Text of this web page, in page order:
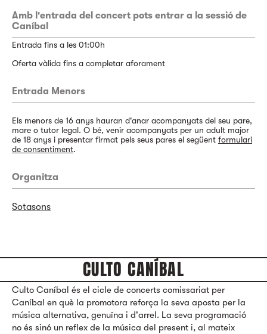
Amb l'entrada del concert pots entrar a la sessió de
Caníbal
Entrada fins a les 01:00h
Oferta vàlida fins a completar aforament
Entrada Menors
Els menors de 16 anys hauran d'anar acompanyats del seu pare,
mare o tutor legal. O bé, venir acompanyats per un adult major
de 18 anys i presentar firmat pels seus pares el següent formulari
de consentiment.
Organitza
Sotasons
CULTO CANÍBAL
Culto Caníbal és el cicle de concerts comissariat per
Caníbal en què la promotora reforça la seva aposta per la
música alternativa, genuïna i d'arrel. La seva programació
no és sinó un reflex de la música del present i, al mateix